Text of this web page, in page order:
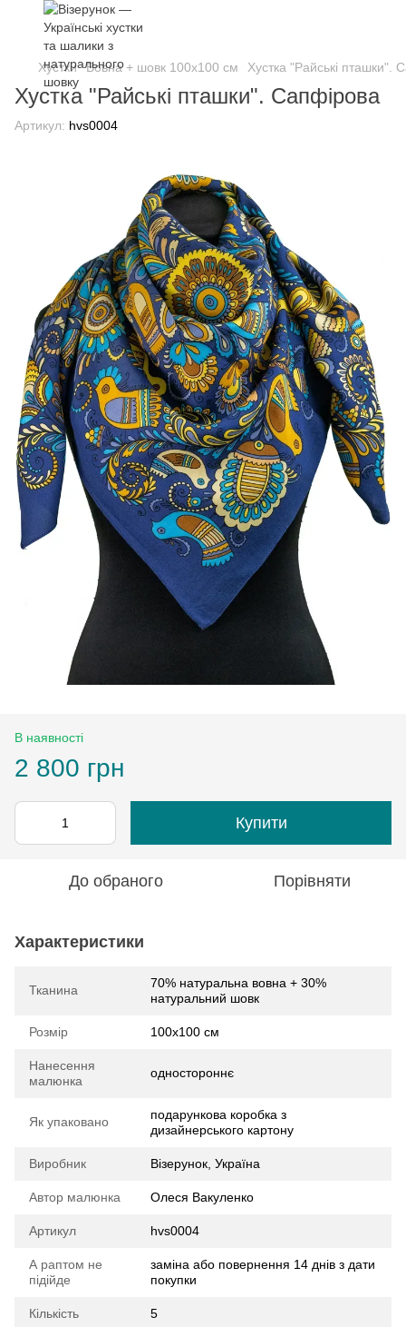
Хустки Вовна + шовк 100х100 см Хустка "Райські пташки".
Хустка "Райські пташки". Сапфірова
Артикул: hvs0004
В наявності
2 800 грн
Купити
До обраного Порівняти
Характеристики
Тканина
70% натуральна вовна + 30%
натуральний шовк
Розмір 100х100 см
Нанесення
малюнка
одностороннє
Як упаковано
подарункова коробка з
дизайнерського картону
Виробник Візерунок, Україна
Автор малюнка Олеся Вакуленко
Артикул hvs0004
А раптом не
підійде
заміна або повернення 14 днів з дати
покупки
Кількість 5